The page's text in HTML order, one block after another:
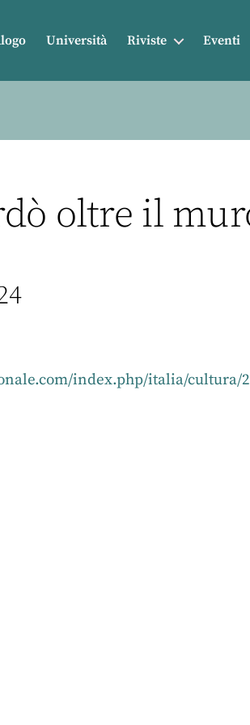
Università Riviste Eventi
oltre il
index.php/italia/cultura/